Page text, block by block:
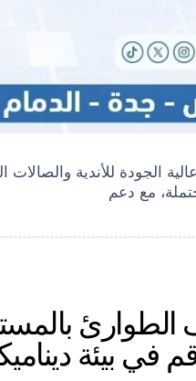
الجودة للأندية والصالات
مع دعم
في بيئة